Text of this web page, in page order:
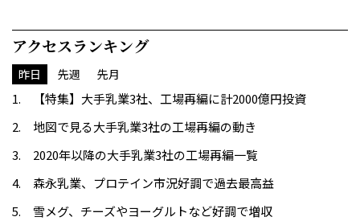
アクセスランキング
昨日 先週 先月
【特集】大手乳業3社、工場再編に計2000億円投資
地図で見る大手乳業3社の工場再編の動き
2020年以降の大手乳業3社の工場再編一覧
森永乳業、プロテイン市況好調で過去最高益
雪メグ、チーズやヨーグルトなど好調で増収